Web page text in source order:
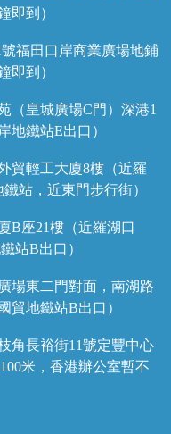
即到）
福田口岸商業廣場地鋪
即到）
（皇城廣場C門）深港1
地鐵站E出口）
貿輕工大廈8樓（近羅
站，近東門步行街）
B座21樓（近羅湖口
站B出口）
場東二門對面，南湖路
貿地鐵站B出口）
角長裕街11號定豐中心
米，香港辦公室暫不